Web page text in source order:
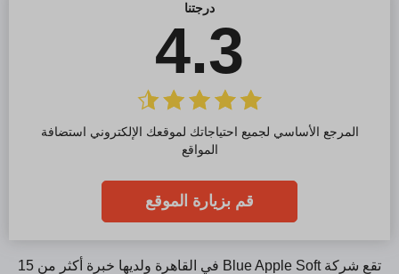
تقع شركة Blue Apple Soft في القاهرة ولديها خبرة أكثر من 15
درجتنا
4.3
المرجع الأساسي لجميع احتياجاتك لموقعك الإلكتروني استضافة
المواقع
قم بزيارة الموقع